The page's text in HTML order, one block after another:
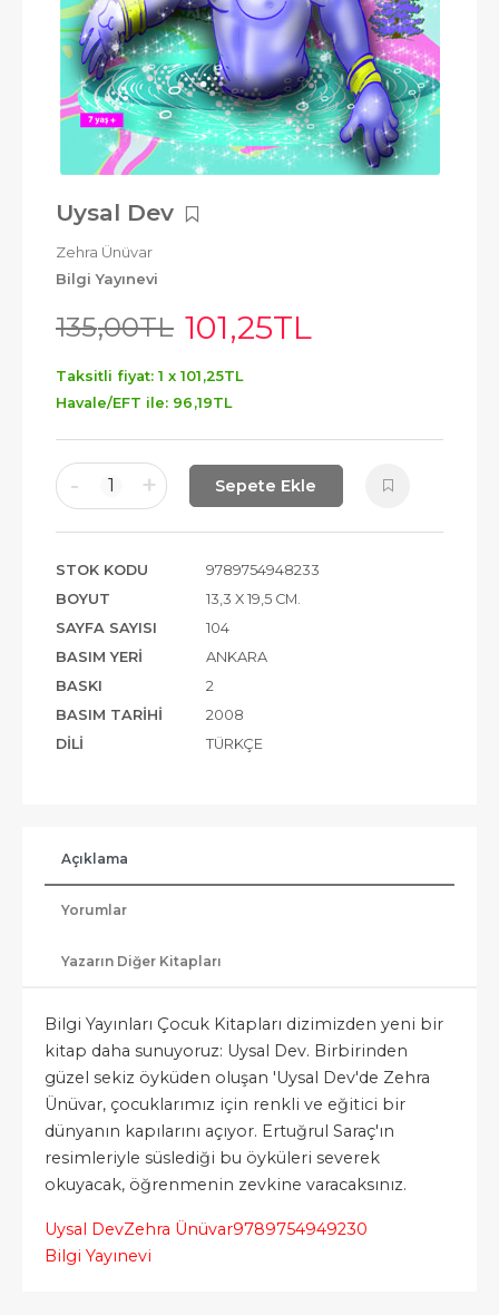
Uysal Dev
Zehra Ünüvar
Bilgi Yayınevi
135,00TL 101,25TL
Taksitli fiyat: 1 x 101 ,25TL
Havale/EFT ile: 96 ,19TL
- 1 + Sepete Ekle
STOK KODU
9789754948233
BOYUT
13,3 X 19,5 CM.
SAYFA SAYISI
104
BASIM YERI
ANKARA
BASKI
2
BASIM TARIHI
2008
DILI
TÜRKÇE
Açıklama
Yorumlar
Yazarın Diğer Kitapları
Bilgi Yayınları Çocuk Kitapları dizimizden yeni bir
kitap daha sunuyoruz: Uysal Dev. Birbirinden
güzel sekiz öyküden oluşan 'Uysal Dev'de Zehra
Ünüvar, çocuklarımız için renkli ve eğitici bir
dünyanın kapılarını açıyor. Ertuğrul Saraç'ın
resimleriyle süslediği bu öyküleri severek
okuyacak, öğrenmenin zevkine varacaksınız.
Uysal DevZehra Ünüvar9789754949230
Bilgi Yayınevi